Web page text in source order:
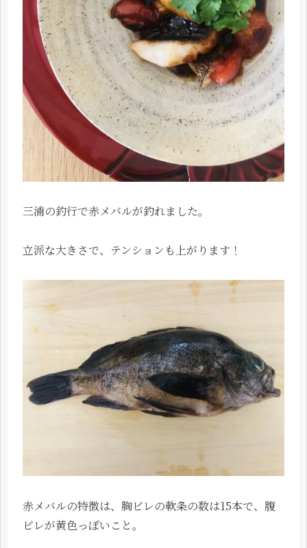
三浦の釣行で赤メバルが釣れました。
立派な大きさで、テンションも上がります！
赤メバルの特徴は、胸ビレの軟条の数は15本で、腹
ビレが黄色っぽいこと。